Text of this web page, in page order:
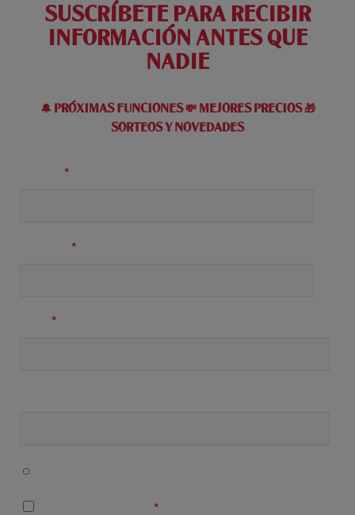
SUSCRÍBETE PARA RECIBIR
INFORMACIÓN ANTES QUE
NADIE
🔔 PRÓXIMAS FUNCIONES 💸 MEJORES PRECIOS 🎁
SORTEOS Y NOVEDADES
*
*
*
*